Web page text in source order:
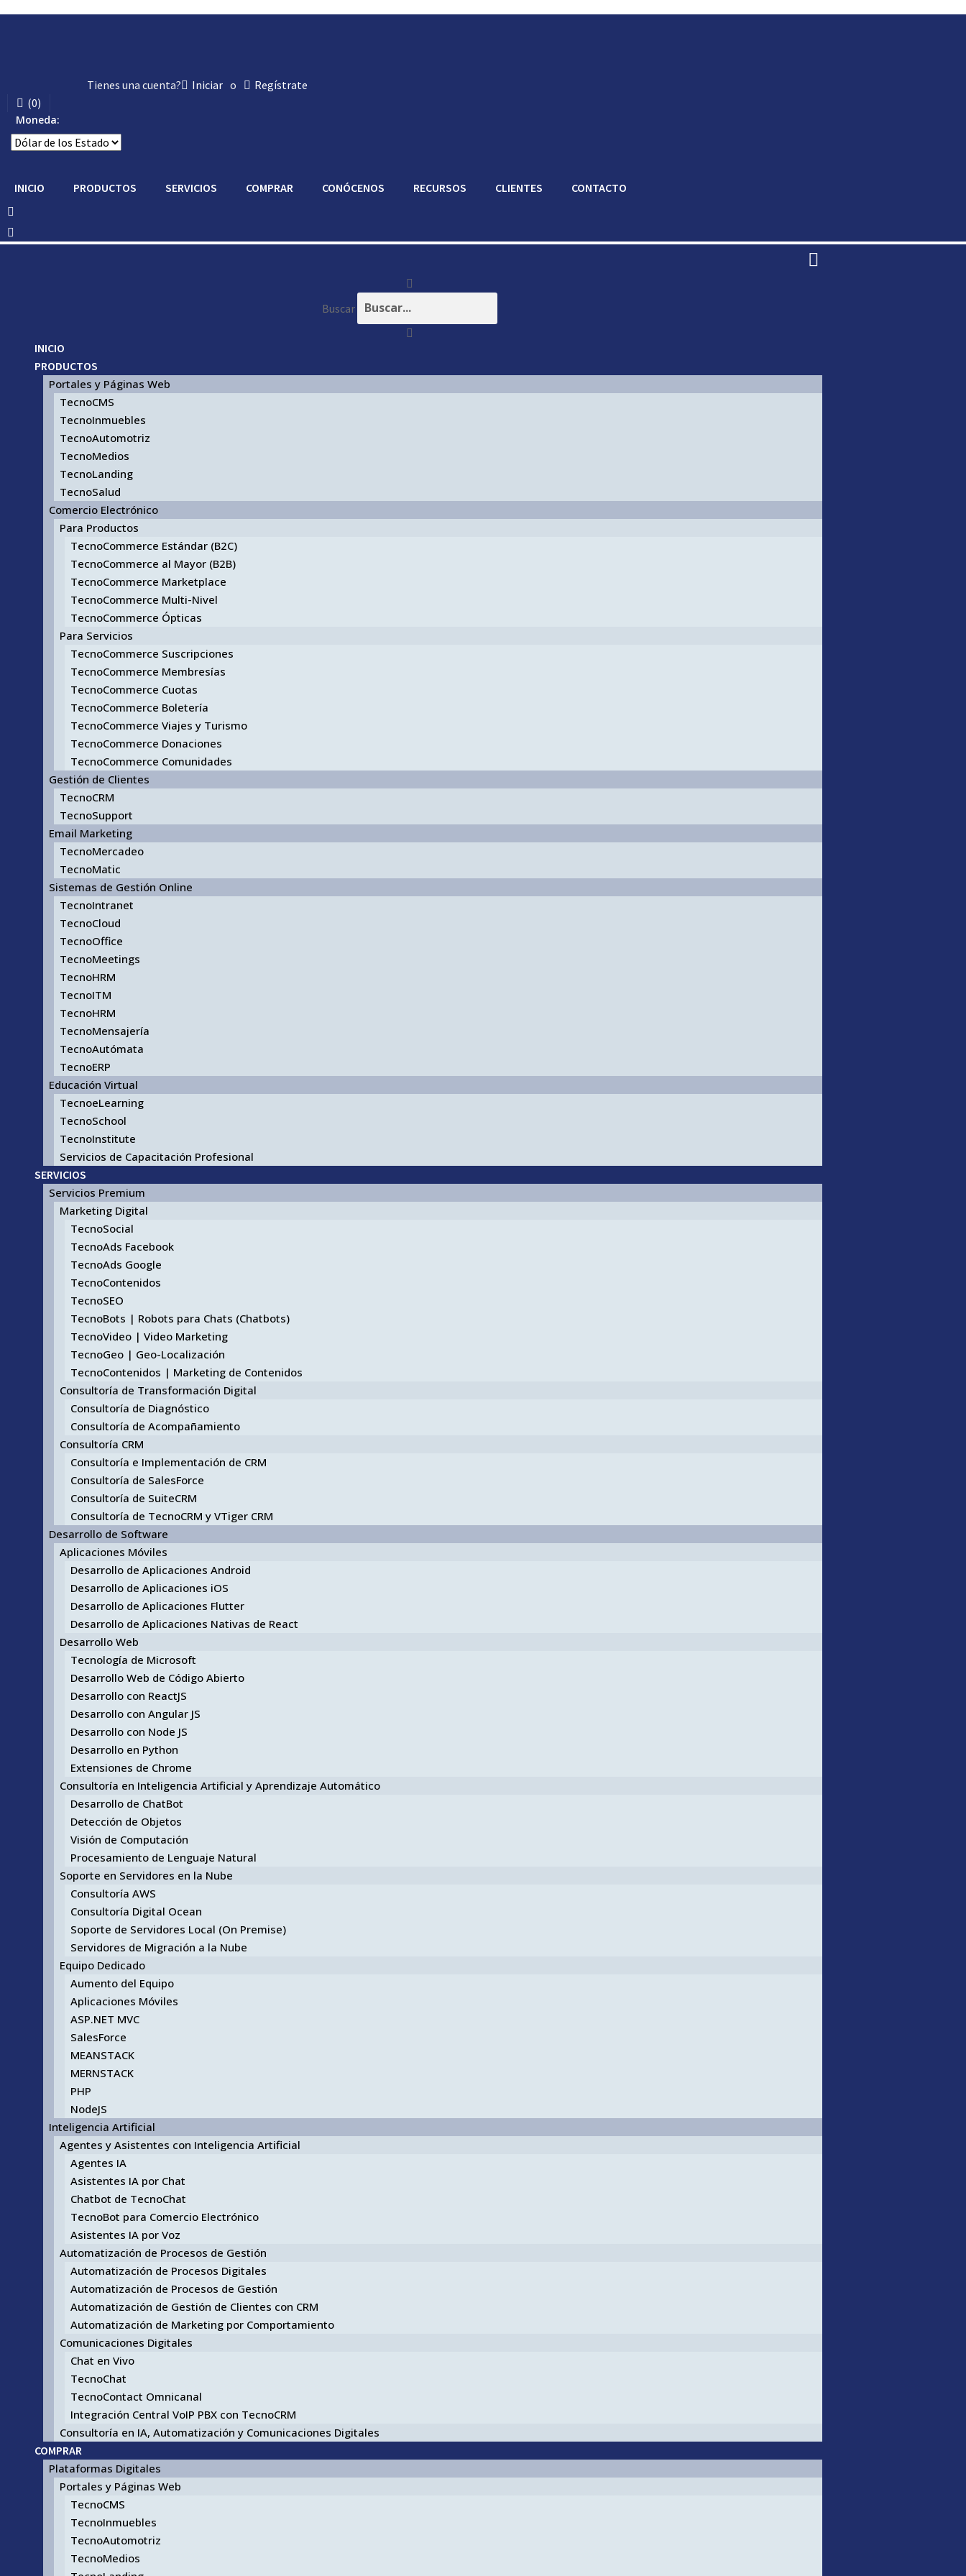
Tienes una cuenta? Iniciar o
Regístrate
(0)
Moneda:
INICIO PRODUCTOS SERVICIOS COMPRAR CONÓCENOS RECURSOS CLIENTES CONTACTO
Buscar
INICIO
PRODUCTOS
Portales y Páginas Web
TecnoCMS
TecnoInmuebles
TecnoAutomotriz
TecnoMedios
TecnoLanding
TecnoSalud
Comercio Electrónico
Para Productos
TecnoCommerce Estándar (B2C)
TecnoCommerce al Mayor (B2B)
TecnoCommerce Marketplace
TecnoCommerce Multi-Nivel
TecnoCommerce Ópticas
Para Servicios
TecnoCommerce Suscripciones
TecnoCommerce Membresías
TecnoCommerce Cuotas
TecnoCommerce Boletería
TecnoCommerce Viajes y Turismo
TecnoCommerce Donaciones
TecnoCommerce Comunidades
Gestión de Clientes
TecnoCRM
TecnoSupport
Email Marketing
TecnoMercadeo
TecnoMatic
Sistemas de Gestión Online
TecnoIntranet
TecnoCloud
TecnoOffice
TecnoMeetings
TecnoHRM
TecnoITM
TecnoHRM
TecnoMensajería
TecnoAutómata
TecnoERP
Educación Virtual
TecnoeLearning
TecnoSchool
TecnoInstitute
Servicios de Capacitación Profesional
SERVICIOS
Servicios Premium
Marketing Digital
TecnoSocial
TecnoAds Facebook
TecnoAds Google
TecnoContenidos
TecnoSEO
TecnoBots | Robots para Chats (Chatbots)
TecnoVideo | Video Marketing
TecnoGeo | Geo-Localización
TecnoContenidos | Marketing de Contenidos
Consultoría de Transformación Digital
Consultoría de Diagnóstico
Consultoría de Acompañamiento
Consultoría CRM
Consultoría e Implementación de CRM
Consultoría de SalesForce
Consultoría de SuiteCRM
Consultoría de TecnoCRM y VTiger CRM
Desarrollo de Software
Aplicaciones Móviles
Desarrollo de Aplicaciones Android
Desarrollo de Aplicaciones iOS
Desarrollo de Aplicaciones Flutter
Desarrollo de Aplicaciones Nativas de React
Desarrollo Web
Tecnología de Microsoft
Desarrollo Web de Código Abierto
Desarrollo con ReactJS
Desarrollo con Angular JS
Desarrollo con Node JS
Desarrollo en Python
Extensiones de Chrome
Consultoría en Inteligencia Artificial y Aprendizaje Automático
Desarrollo de ChatBot
Detección de Objetos
Visión de Computación
Procesamiento de Lenguaje Natural
Soporte en Servidores en la Nube
Consultoría AWS
Consultoría Digital Ocean
Soporte de Servidores Local (On Premise)
Servidores de Migración a la Nube
Equipo Dedicado
Aumento del Equipo
Aplicaciones Móviles
ASP.NET MVC
SalesForce
MEANSTACK
MERNSTACK
PHP
NodeJS
Inteligencia Artificial
Agentes y Asistentes con Inteligencia Artificial
Agentes IA
Asistentes IA por Chat
Chatbot de TecnoChat
TecnoBot para Comercio Electrónico
Asistentes IA por Voz
Automatización de Procesos de Gestión
Automatización de Procesos Digitales
Automatización de Procesos de Gestión
Automatización de Gestión de Clientes con CRM
Automatización de Marketing por Comportamiento
Comunicaciones Digitales
Chat en Vivo
TecnoChat
TecnoContact Omnicanal
Integración Central VoIP PBX con TecnoCRM
Consultoría en IA, Automatización y Comunicaciones Digitales
COMPRAR
Plataformas Digitales
Portales y Páginas Web
TecnoCMS
TecnoInmuebles
TecnoAutomotriz
TecnoMedios